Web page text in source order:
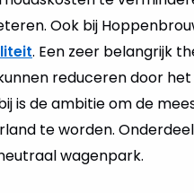
Ook bij
. Een zeer belangrijk
reduceren door
is de ambitie om de
te worden.
wagenpark.